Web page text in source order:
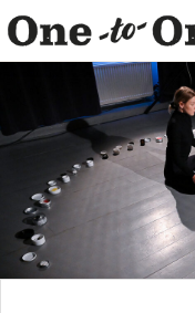
Skip
to
content
ART
for
everyone.
It’s
just